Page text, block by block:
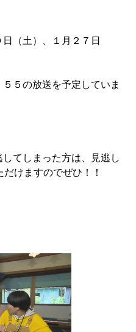
（土）、１月２７日
５の放送を予定していま
てしまった方は、見逃し
けますのでぜひ！！